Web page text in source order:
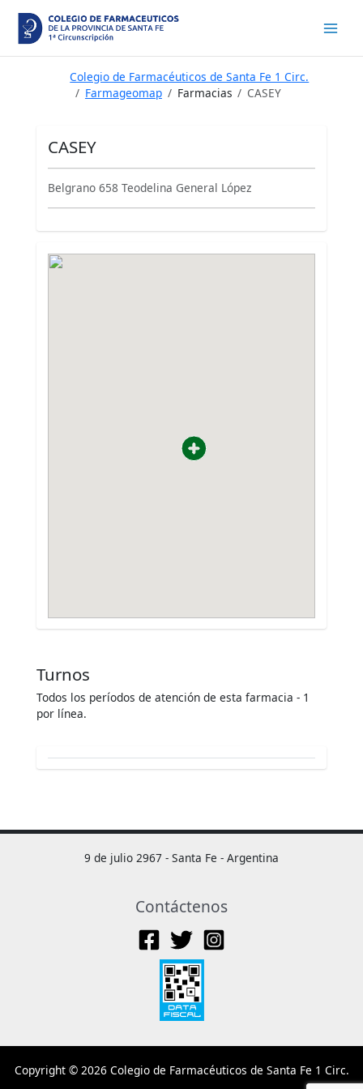
contenido
Colegio de Farmacéuticos de Santa Fe 1 Circ.
Farmageomap
Farmacias CASEY
CASEY
Belgrano 658 Teodelina General López
Turnos
Todos los períodos de atención de esta farmacia - 1
por línea.
9 de julio 2967 - Santa Fe - Argentina
Contáctenos
Copyright © 2026 Colegio de Farmacéuticos de Santa Fe 1 Circ.